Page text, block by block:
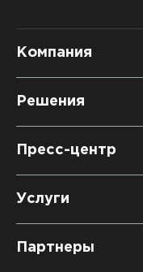
Компания
О компании
Клиенты и проекты
Решения
DATAREON
Пресс-центр
Новости
Услуги
Партнеры